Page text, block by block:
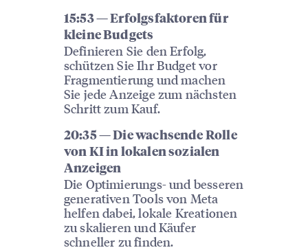
15:53 — Erfolgsfaktoren für
kleine Budgets
Definieren Sie den Erfolg,
schützen Sie Ihr Budget vor
Fragmentierung und machen
Sie jede Anzeige zum nächsten
Schritt zum Kauf.
20:35 — Die wachsende Rolle
von KI in lokalen sozialen
Anzeigen
Die Optimierungs- und besseren
generativen Tools von Meta
helfen dabei, lokale Kreationen
zu skalieren und Käufer
schneller zu finden.